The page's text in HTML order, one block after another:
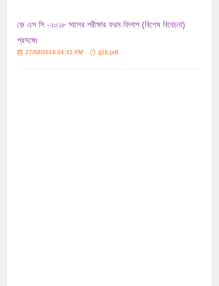
জ়ে এস সি -২০১৮ সালের পরীক্ষার ফরম ফিলাপ (বিশেষ বিবেচনা)
প্রসঙ্গেঃ
27/08/2018 04:31 PM jj18.pdf